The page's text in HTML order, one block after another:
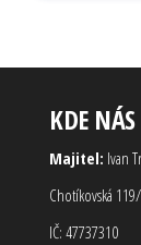
KDE
Majitel: Ivan
Chotíkovská
IČ: 47737310